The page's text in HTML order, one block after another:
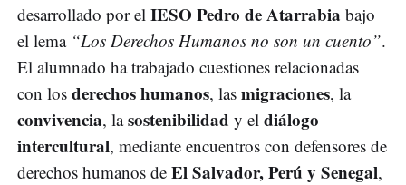
desarrollado por el IESO Pedro de Atarrabia bajo
el lema “Los Derechos Humanos no son un cuento”.
El alumnado ha trabajado cuestiones relacionadas
con los derechos humanos, las migraciones, la
convivencia, lasostenibilidad y el diálogo
intercultural, mediante encuentros con defensores de
derechos humanos de El Salvador, Perú y Senegal,